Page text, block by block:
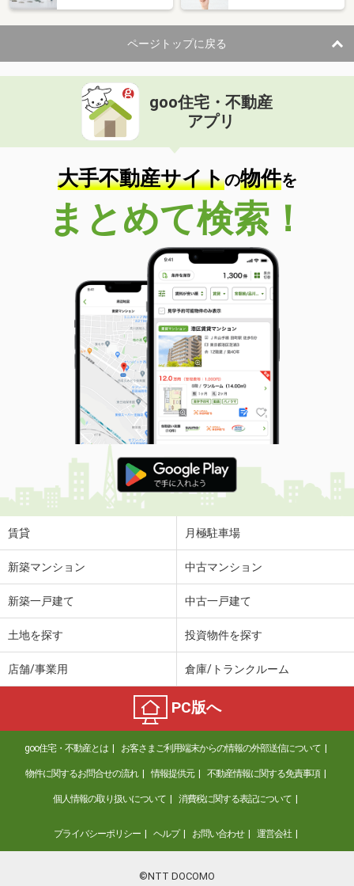
ページトップに戻る
goo住宅・不動産
アプリ
大手不動産サイトの物件を
まとめて検索！
賃貸 月極駐車場
新築マンション 中古マンション
新築一戸建て 中古一戸建て
土地を探す 投資物件を探す
店舗/事業用 倉庫/トランクルーム
PC版へ
goo住宅・不動産とは お客さまご利用端末からの情報の外部送信について
物件に関するお問合せの流れ 情報提供元 不動産情報に関する免責事項
個人情報の取り扱いについて 消費税に関する表記について
プライバシーポリシー ヘルプ お問い合わせ 運営会社
©NTT DOCOMO